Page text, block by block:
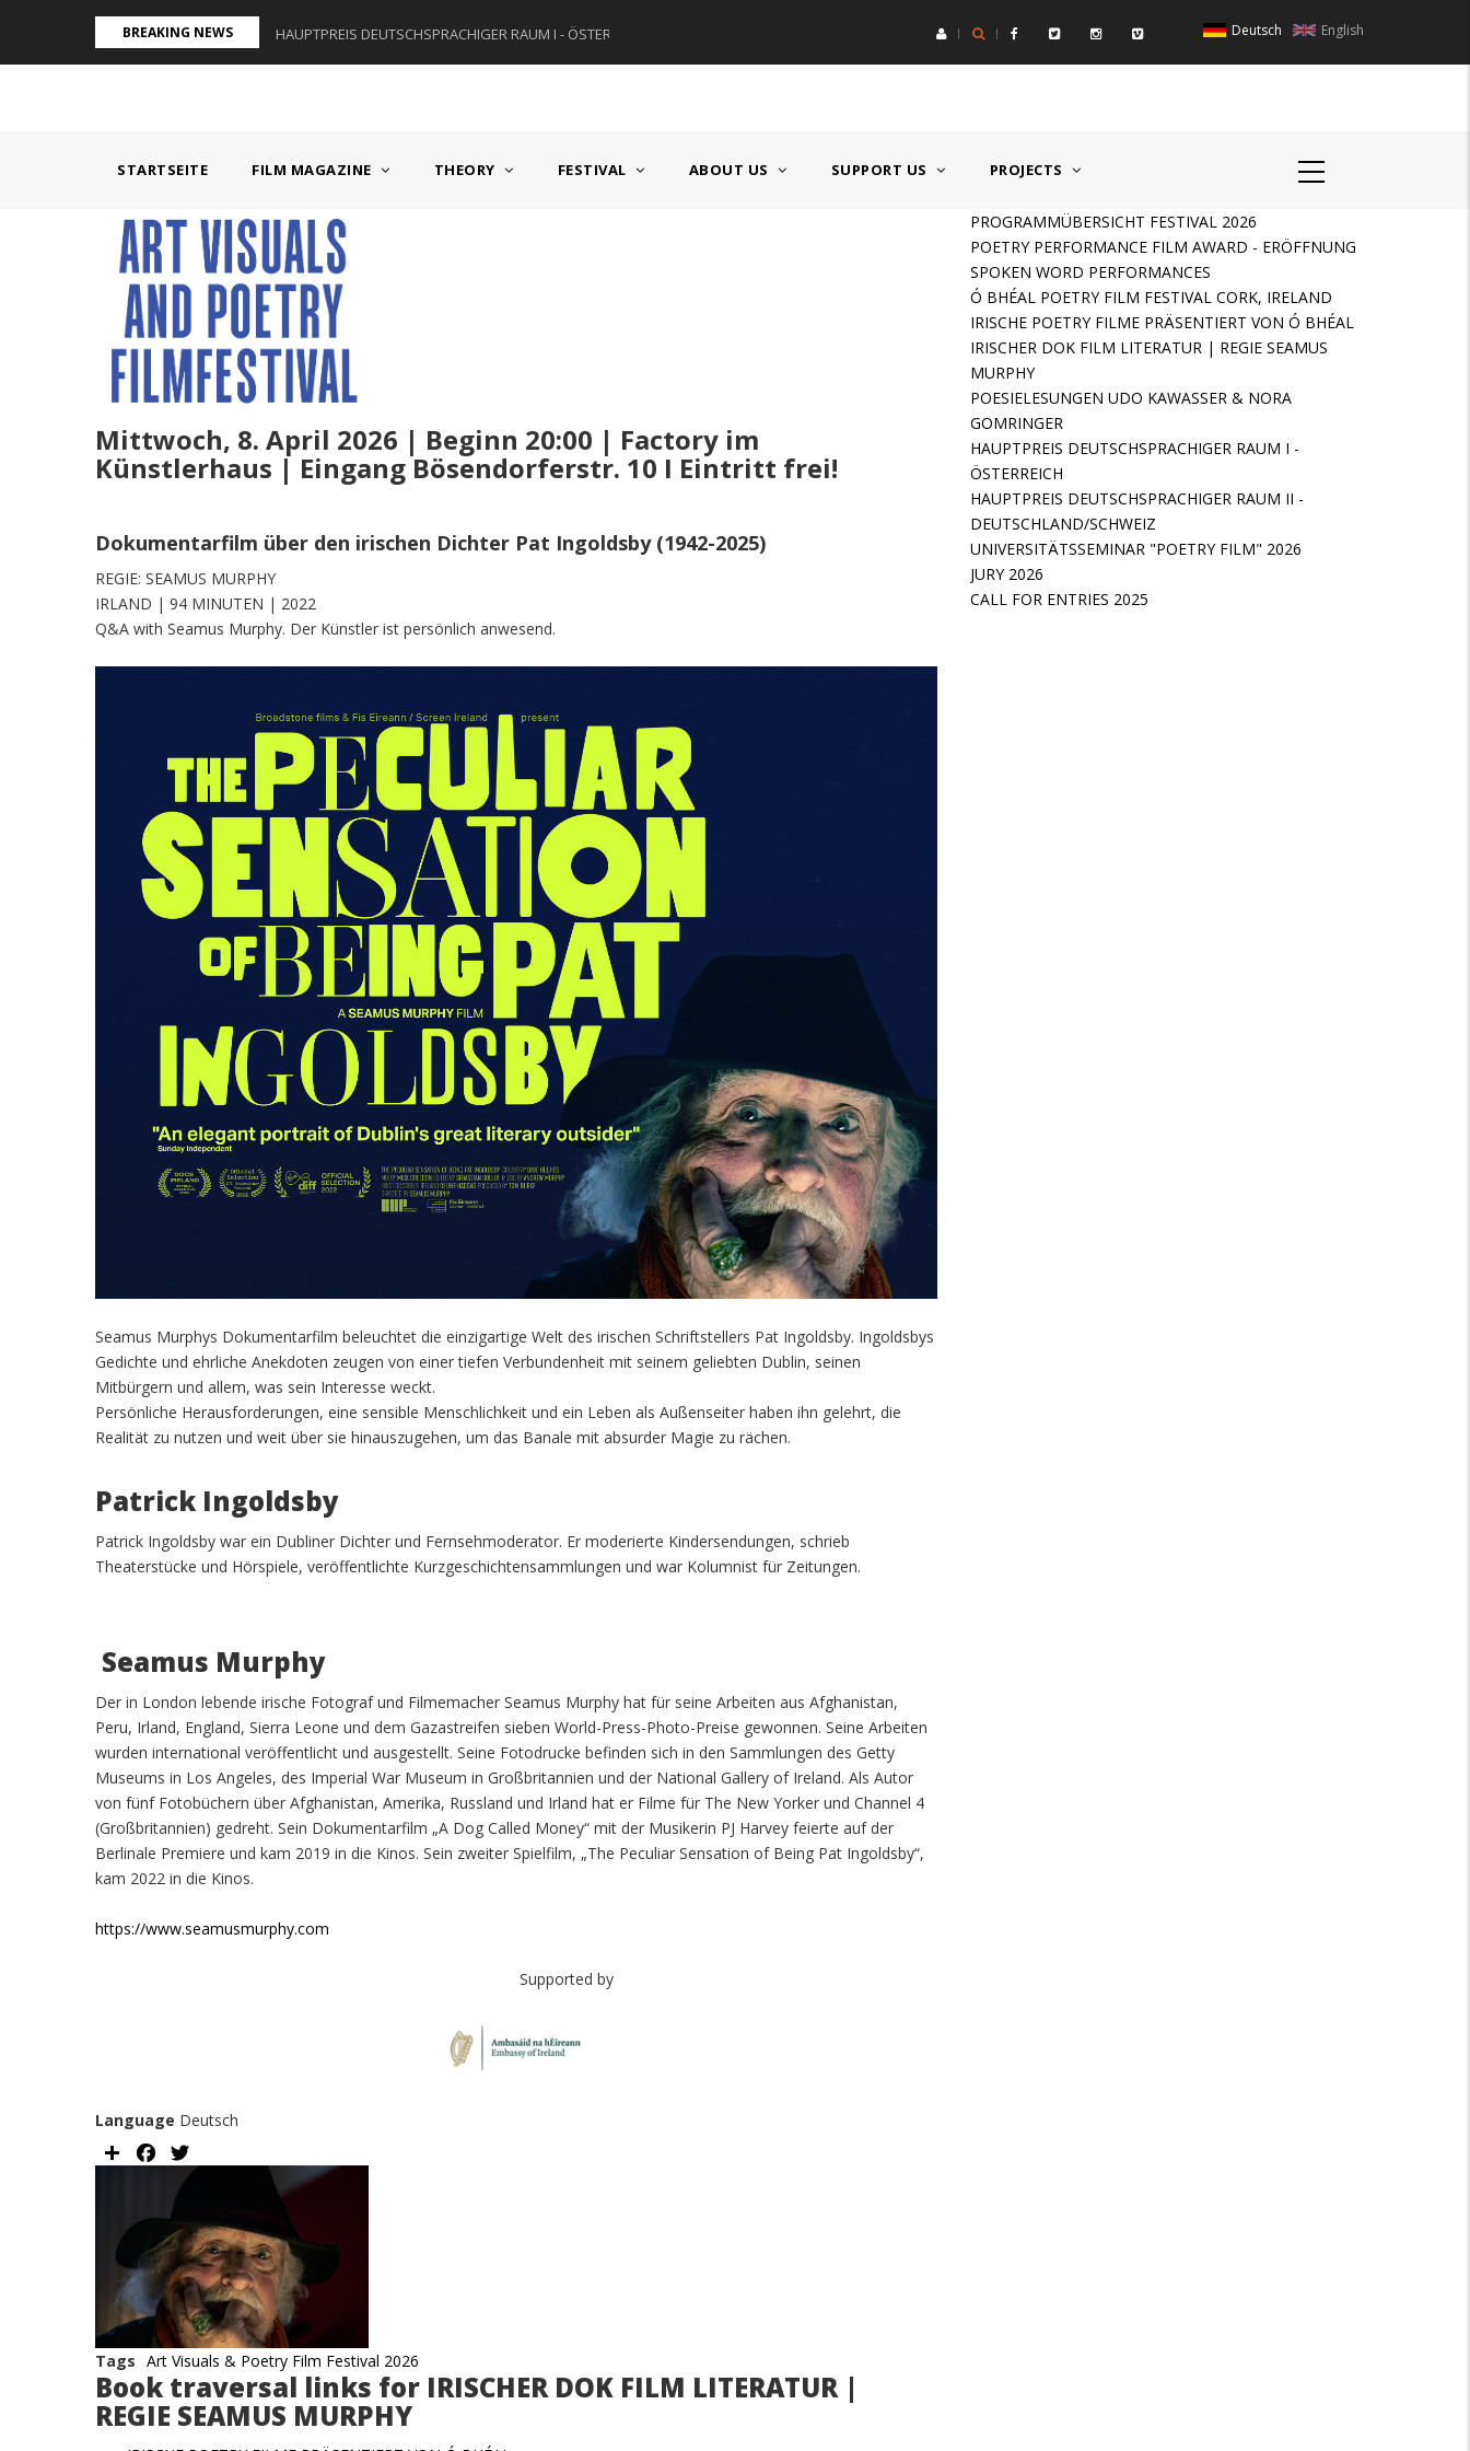
Inhalt
BREAKING NEWS
I - ÖSTERREICH HAUPTPREIS DEUTSCHSPRACHIGER RAUM I - ÖSTERREICH HAUPTPREIS DEUTSCHSPRACHIGER RAUM I - ÖSTERREICH HAUPTPREIS
English
Deutsch
STARTSEITE FILM MAGAZINE THEORY FESTIVAL ABOUT US SUPPORT US PROJECTS
Textkörper
Mittwoch, 8. April 2026 | Beginn 20:00 | Factory im
Künstlerhaus | Eingang Bösendorferstr. 10 I Eintritt frei!
Dokumentarfilm über den irischen Dichter Pat Ingoldsby (1942-2025)
REGIE: SEAMUS MURPHY
IRLAND | 94 MINUTEN | 2022
Q&A with Seamus Murphy. Der Künstler ist persönlich anwesend.
Seamus Murphys Dokumentarfilm beleuchtet die einzigartige Welt des irischen Schriftstellers Pat Ingoldsby. Ingoldsbys
Gedichte und ehrliche Anekdoten zeugen von einer tiefen Verbundenheit mit seinem geliebten Dublin, seinen
Mitbürgern und allem, was sein Interesse weckt.
Persönliche Herausforderungen, eine sensible Menschlichkeit und ein Leben als Außenseiter haben ihn gelehrt, die
Realität zu nutzen und weit über sie hinauszugehen, um das Banale mit absurder Magie zu rächen.
Patrick Ingoldsby
Patrick Ingoldsby war ein Dubliner Dichter und Fernsehmoderator. Er moderierte Kindersendungen, schrieb
Theaterstücke und Hörspiele, veröffentlichte Kurzgeschichtensammlungen und war Kolumnist für Zeitungen.
Seamus Murphy
Der in London lebende irische Fotograf und Filmemacher Seamus Murphy hat für seine Arbeiten aus Afghanistan,
Peru, Irland, England, Sierra Leone und dem Gazastreifen sieben World-Press-Photo-Preise gewonnen. Seine Arbeiten
wurden international veröffentlicht und ausgestellt. Seine Fotodrucke befinden sich in den Sammlungen des Getty
Museums in Los Angeles, des Imperial War Museum in Großbritannien und der National Gallery of Ireland. Als Autor
von fünf Fotobüchern über Afghanistan, Amerika, Russland und Irland hat er Filme für The New Yorker und Channel 4
(Großbritannien) gedreht. Sein Dokumentarfilm „A Dog Called Money“ mit der Musikerin PJ Harvey feierte auf der
Berlinale Premiere und kam 2019 in die Kinos. Sein zweiter Spielfilm, „The Peculiar Sensation of Being Pat Ingoldsby“,
kam 2022 in die Kinos.
https://www.seamusmurphy.com
Supported by
Language Deutsch
ShareFacebook
Tags Art Visuals & Poetry Film Festival 2026
Book traversal links for IRISCHER DOK FILM LITERATUR |
REGIE SEAMUS MURPHY
PROGRAMMÜBERSICHT FESTIVAL 2026
POETRY PERFORMANCE FILM AWARD - ERÖFFNUNG
SPOKEN WORD PERFORMANCES
Ó BHÉAL POETRY FILM FESTIVAL CORK, IRELAND
IRISCHE POETRY FILME PRÄSENTIERT VON Ó BHÉAL
IRISCHER DOK FILM LITERATUR | REGIE SEAMUS
MURPHY
POESIELESUNGEN UDO KAWASSER & NORA
GOMRINGER
HAUPTPREIS DEUTSCHSPRACHIGER RAUM I -
ÖSTERREICH
HAUPTPREIS DEUTSCHSPRACHIGER RAUM II -
DEUTSCHLAND/SCHWEIZ
UNIVERSITÄTSSEMINAR "POETRY FILM" 2026
JURY 2026
CALL FOR ENTRIES 2025